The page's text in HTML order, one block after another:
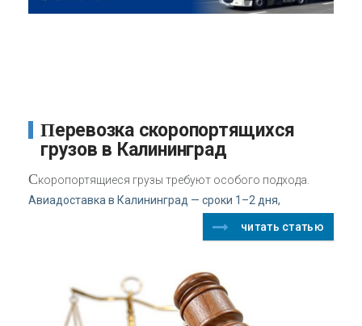
Перевозка скоропортящихся
грузов в Калининград
Скоропортящиеся грузы требуют особого подхода.
Авиадоставка в Калининград — сроки 1–2 дня,
читать статью